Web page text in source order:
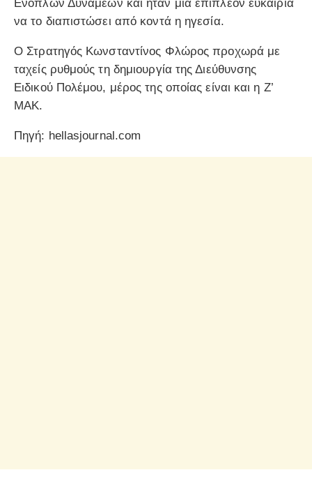
Ενόπλων Δυνάμεων και ήταν μια επιπλέον ευκαιρία
να το διαπιστώσει από κοντά η ηγεσία.
Ο Στρατηγός Κωνσταντίνος Φλώρος προχωρά με
ταχείς ρυθμούς τη δημιουργία της Διεύθυνσης
Ειδικού Πολέμου, μέρος της οποίας είναι και η Ζ’
ΜΑΚ.
Πηγή: hellasjournal.com